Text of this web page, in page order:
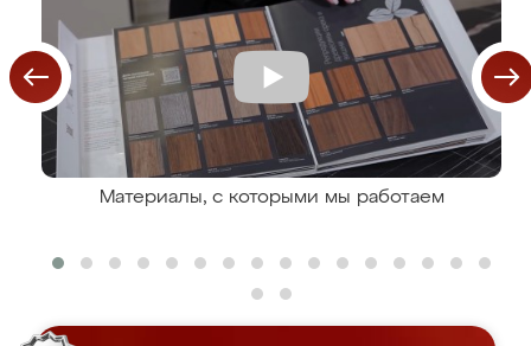
Материалы, с которыми мы работаем